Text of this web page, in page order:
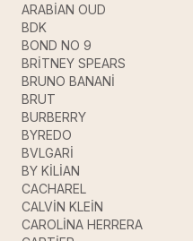
ARABİAN OUD
BDK
BOND NO 9
BRİTNEY SPEARS
BRUNO BANANİ
BRUT
BURBERRY
BYREDO
BVLGARİ
BY KİLİAN
CACHAREL
CALVİN KLEİN
CAROLİNA HERRERA